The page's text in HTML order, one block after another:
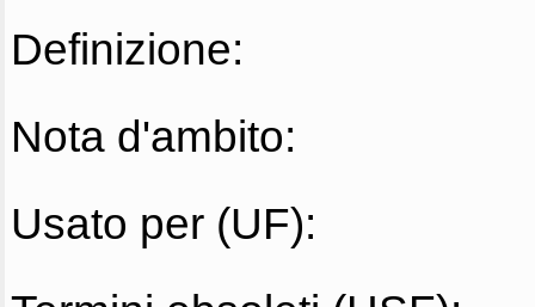
Definizione:
Nota d'ambito:
Usato per (UF):